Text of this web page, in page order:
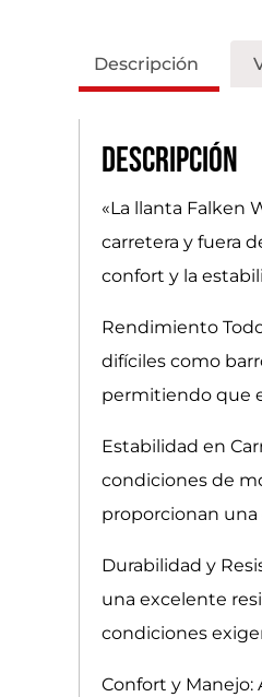
Descripción
Descripción
«La llanta Falken
carretera y fuera
confort y la
Rendimiento
difíciles como
permitiendo que
Estabilidad en
condiciones de
proporcionan una
Durabilidad y
una excelente
condiciones
Confort y